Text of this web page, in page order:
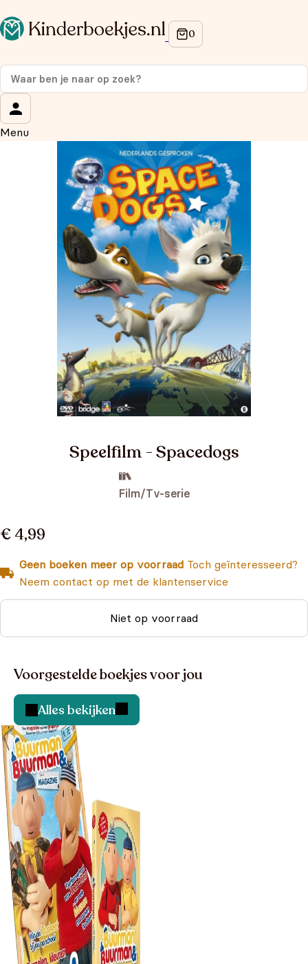
Menu
Speelfilm - Spacedogs
Film/Tv-serie
€ 4,99
Geen boeken meer op voorraad Toch geïnteresseerd?
Neem contact op met de klantenservice
Niet op voorraad
Voorgestelde boekjes voor jou
Alles bekijken
Op de hoogte blijven van onze acties?
Meld je aan voor onze nieuwsbrief en ontvang
korting
Wat is je voornaam?
Wat is je e-mailadres?*
Aanmelden
We gebruiken je gegevens om contact op te nemen, in
overeenstemming met ons
privacybeleid.